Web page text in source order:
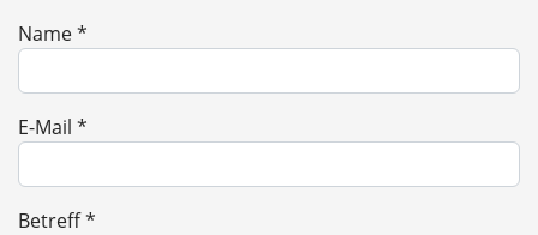
Name*
E-Mail *
Betreff*